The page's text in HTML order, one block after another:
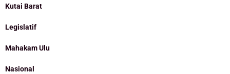
Kutai Barat
Legislatif
Mahakam Ulu
Nasional